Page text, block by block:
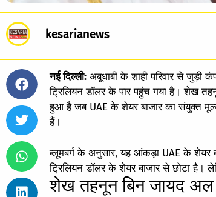
kesarianews
नई दिल्‍ली:अबूधाबी के शाही परिवार से जुड़ी
ट्रिलियन डॉलर के पार पहुंच गया है। शेख
हुआ है जब UAE के शेयर बाजार का संयुक्त
हैं।
ब्लूमबर्ग के अनुसार, यह आंकड़ा UAE के शेयर
ट्रिलियन डॉलर के शेयर बाजार से छोटा है।
शेख तहनून बिन जायद अल